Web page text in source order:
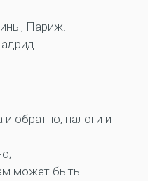
Париж.
и обратно, налоги и
может быть